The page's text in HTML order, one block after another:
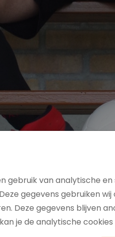
gebruik van analytische en
gegevens gebruiken
Deze gegevens blijven
je de analytische